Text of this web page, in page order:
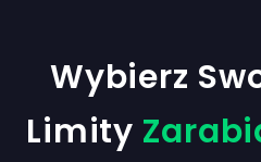
Wybierz
Limity